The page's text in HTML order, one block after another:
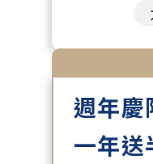
刊、特刊。​
每「季」
每月下載
訂閱專屬
技趨勢報。
週年慶
一年送